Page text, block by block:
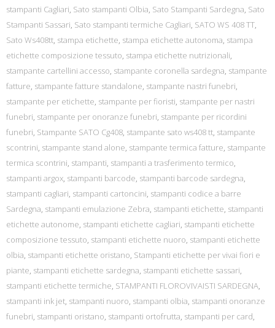
stampanti Cagliari, Sato stampanti Olbia, Sato Stampanti Sardegna, Sato
Stampanti Sassari, Sato stampanti termiche Cagliari, SATO WS 408 TT,
Sato Ws408tt, stampa etichette, stampa etichette autonoma, stampa
etichette composizione tessuto, stampa etichette nutrizionali,
stampante cartellini accesso, stampante coronella sardegna, stampante
fatture, stampante fatture standalone, stampante nastri funebri,
stampante per etichette, stampante per fioristi, stampante per nastri
funebri, stampante per onoranze funebri, stampante per ricordini
funebri, Stampante SATO Cg408, stampante sato ws408 tt, stampante
scontrini, stampante stand alone, stampante termica fatture, stampante
termica scontrini, stampanti, stampanti a trasferimento termico,
stampanti argox, stampanti barcode, stampanti barcode sardegna,
stampanti cagliari, stampanti cartoncini, stampanti codice a barre
Sardegna, stampanti emulazione Zebra, stampanti etichette, stampanti
etichette autonome, stampanti etichette cagliari, stampanti etichette
composizione tessuto, stampanti etichette nuoro, stampanti etichette
olbia, stampanti etichette oristano, Stampanti etichette per vivai fiori e
piante, stampanti etichette sardegna, stampanti etichette sassari,
stampanti etichette termiche, STAMPANTI FLOROVIVAISTI SARDEGNA,
stampanti ink jet, stampanti nuoro, stampanti olbia, stampanti onoranze
funebri, stampanti oristano, stampanti ortofrutta, stampanti per card,